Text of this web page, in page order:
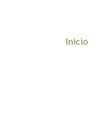
Inicio